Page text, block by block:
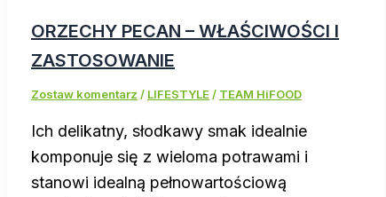
ORZECHY PECAN – WŁAŚCIWOŚCI I
ZASTOSOWANIE
Zostaw komentarz / LIFESTYLE / TEAM HiFOOD
Ich delikatny, słodkawy smak idealnie
komponuje się z wieloma potrawami i
stanowi idealną pełnowartościową